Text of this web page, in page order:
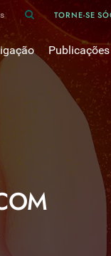
TORNE-SE
de Trabalho
de dados
e Bolsas
de Investigação
Publicações
Divulgação
Oxigénio
Revistas
Pesquisa
Revistas
Revisões,
50 anos
Cancro do pulmão
Cuidados
Dispositivos
DPOC